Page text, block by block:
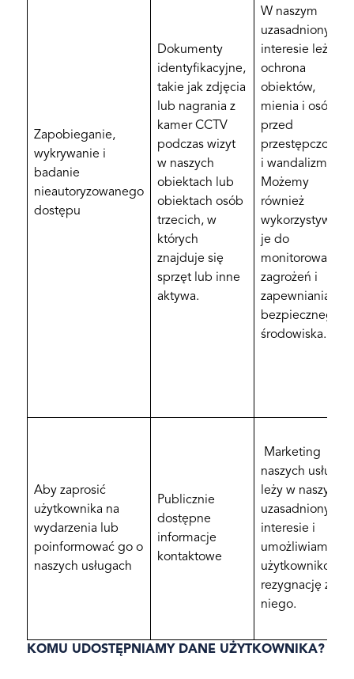
Zapobieganie,
wykrywanie i
badanie
nieautoryzowanego
dostępu
Dokumenty
identyfikacyjne,
takie jak zdjęcia
lub nagrania z
kamer CCTV
podczas wizyt
w naszych
obiektach lub
obiektach osób
trzecich, w
których
znajduje się
sprzęt lub inne
aktywa.
W naszym
uzasadnionym
interesie leży
ochrona
obiektów,
mienia i osób
przed
przestępczością
i wandalizmem.
Możemy
również
wykorzystywać
je do
monitorowania
zagrożeń i
zapewniania
bezpiecznego
środowiska.
Aby zaprosić
użytkownika na
wydarzenia lub
poinformować go o
naszych usługach
Publicznie
dostępne
informacje
kontaktowe
Marketing
naszych usług
leży w naszym
uzasadnionym
interesie i
umożliwiamy
użytkownikowi
rezygnację z
niego.
KOMU UDOSTĘPNIAMY DANE UŻYTKOWNIKA?